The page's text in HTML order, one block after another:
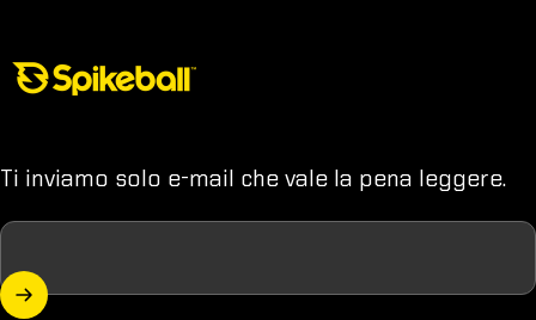
Negozio Spikeball
Ti inviamo solo e-mail che vale la pena leggere.